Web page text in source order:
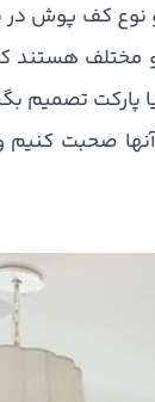
نوع کف پوش
هستند
تصمیم
صحبت